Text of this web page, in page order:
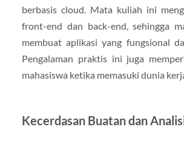
berbasis cloud. Mata kuliah ini
front-end dan back-end, sehingga
membuat aplikasi yang fungsional
Pengalaman praktis ini juga
mahasiswa ketika memasuki dunia
Kecerdasan Buatan dan